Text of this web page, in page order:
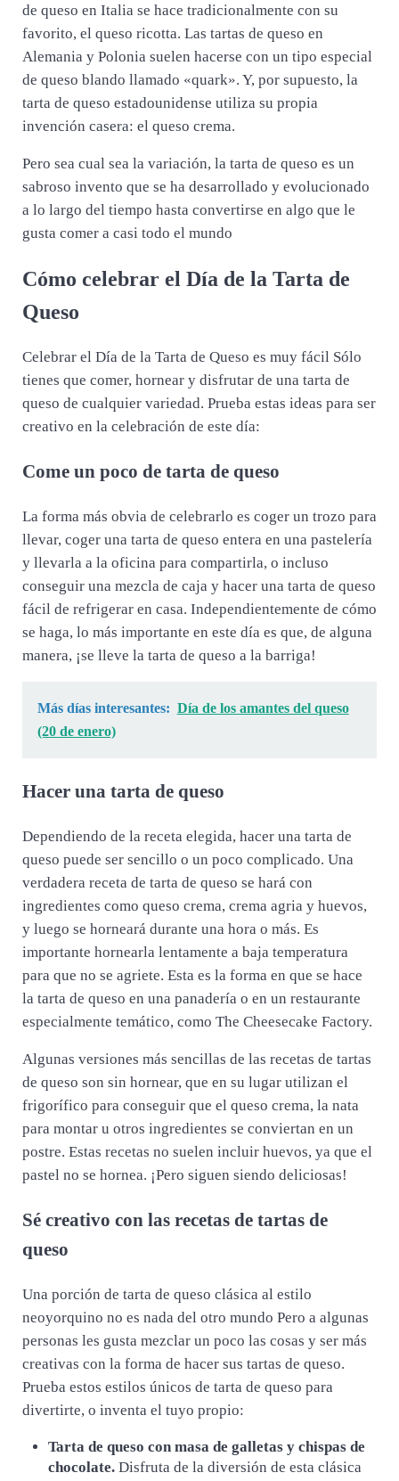
de queso en Italia se hace tradicionalmente con su
favorito, el queso ricotta. Las tartas de queso en
Alemania y Polonia suelen hacerse con un tipo especial
de queso blando llamado «quark». Y, por supuesto, la
tarta de queso estadounidense utiliza su propia
invención casera: el queso crema.
Pero sea cual sea la variación, la tarta de queso es un
sabroso invento que se ha desarrollado y evolucionado
a lo largo del tiempo hasta convertirse en algo que le
gusta comer a casi todo el mundo
Cómo celebrar el Día de la Tarta de
Queso
Celebrar el Día de la Tarta de Queso es muy fácil Sólo
tienes que comer, hornear y disfrutar de una tarta de
queso de cualquier variedad. Prueba estas ideas para ser
creativo en la celebración de este día:
Come un poco de tarta de queso
La forma más obvia de celebrarlo es coger un trozo para
llevar, coger una tarta de queso entera en una pastelería
y llevarla a la oficina para compartirla, o incluso
conseguir una mezcla de caja y hacer una tarta de queso
fácil de refrigerar en casa. Independientemente de cómo
se haga, lo más importante en este día es que, de alguna
manera, ¡se lleve la tarta de queso a la barriga!
Más días interesantes: Día de los amantes del queso
(20 de enero)
Hacer una tarta de queso
Dependiendo de la receta elegida, hacer una tarta de
queso puede ser sencillo o un poco complicado. Una
verdadera receta de tarta de queso se hará con
ingredientes como queso crema, crema agria y huevos,
y luego se horneará durante una hora o más. Es
importante hornearla lentamente a baja temperatura
para que no se agriete. Esta es la forma en que se hace
la tarta de queso en una panadería o en un restaurante
especialmente temático, como The Cheesecake Factory.
Algunas versiones más sencillas de las recetas de tartas
de queso son sin hornear, que en su lugar utilizan el
frigorífico para conseguir que el queso crema, la nata
para montar u otros ingredientes se conviertan en un
postre. Estas recetas no suelen incluir huevos, ya que el
pastel no se hornea. ¡Pero siguen siendo deliciosas!
Sé creativo con las recetas de tartas de
queso
Una porción de tarta de queso clásica al estilo
neoyorquino no es nada del otro mundo Pero a algunas
personas les gusta mezclar un poco las cosas y ser más
creativas con la forma de hacer sus tartas de queso.
Prueba estos estilos únicos de tarta de queso para
divertirte, o inventa el tuyo propio:
Tarta de queso con masa de galletas y chispas de
chocolate. Disfruta de la diversión de esta clásica